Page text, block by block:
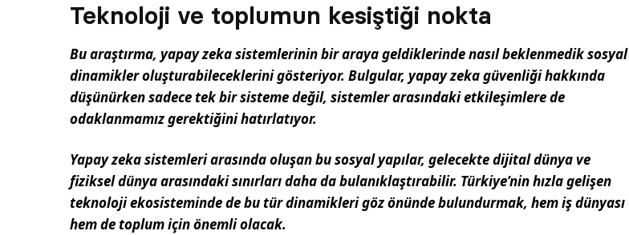
Teknoloji ve toplumun kesiştiği nokta
Bu araştırma, yapay zeka sistemlerinin bir araya geldiklerinde nasıl beklenmedik sosyal
dinamikler oluşturabileceklerini gösteriyor. Bulgular, yapay zeka güvenliği hakkında
düşünürken sadece tek bir sisteme değil, sistemler arasındaki etkileşimlere de
odaklanmamız gerektiğini hatırlatıyor.
Yapay zeka sistemleri arasında oluşan bu sosyal yapılar, gelecekte dijital dünya ve
fiziksel dünya arasındaki sınırları daha da bulanıklaştırabilir. Türkiye’nin hızla gelişen
teknoloji ekosisteminde de bu tür dinamikleri göz önünde bulundurmak, hem iş dünyası
hem de toplum için önemli olacak.